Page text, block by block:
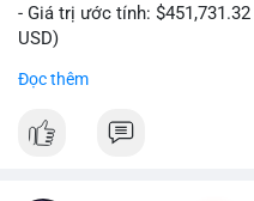
- Giá trị ước tính:
USD)
Cá voi chuyển 7 BTC trị giá
Đọc thêm